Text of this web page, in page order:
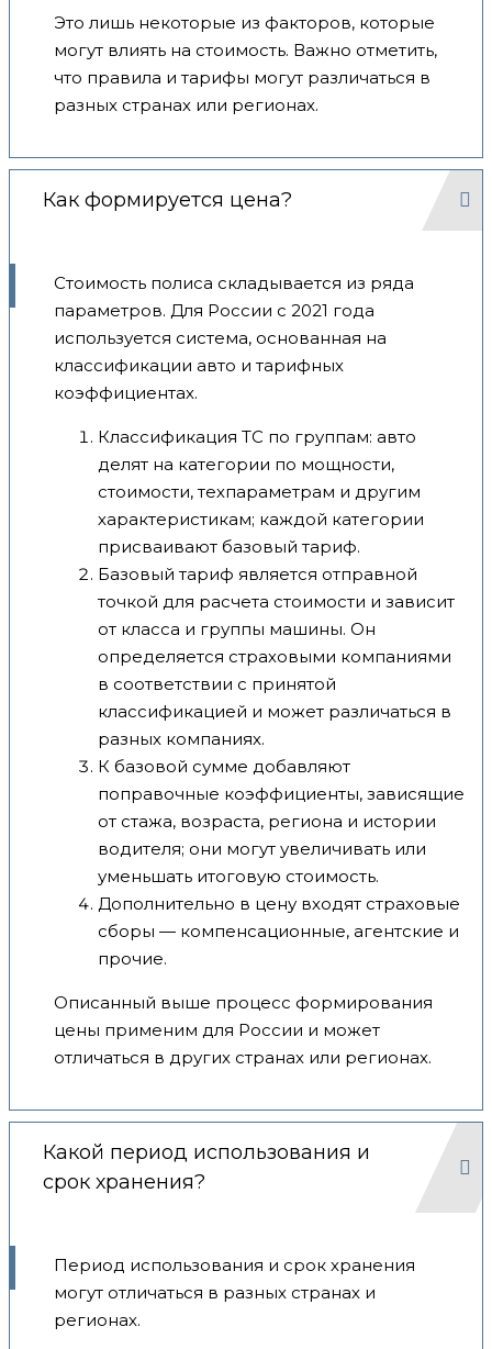
Это лишь некоторые из факторов, которые
могут влиять на стоимость. Важно отметить,
что правила и тарифы могут различаться в
разных странах или регионах.
Как формируется цена?
Стоимость полиса складывается из ряда
параметров. Для России с 2021 года
используется система, основанная на
классификации авто и тарифных
коэффициентах.
Классификация ТС по группам: авто
делят на категории по мощности,
стоимости, техпараметрам и другим
характеристикам; каждой категории
присваивают базовый тариф.
Базовый тариф является отправной
точкой для расчета стоимости и зависит
от класса и группы машины. Он
определяется страховыми компаниями
в соответствии с принятой
классификацией и может различаться в
разных компаниях.
К базовой сумме добавляют
поправочные коэффициенты, зависящие
от стажа, возраста, региона и истории
водителя; они могут увеличивать или
уменьшать итоговую стоимость.
Дополнительно в цену входят страховые
сборы — компенсационные, агентские и
прочие.
Описанный выше процесс формирования
цены применим для России и может
отличаться в других странах или регионах.
Какой период использования и
срок хранения?
Период использования и срок хранения
могут отличаться в разных странах и
регионах.